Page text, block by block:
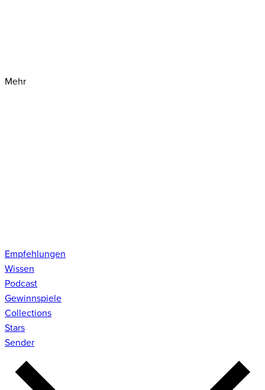
Mehr
Empfehlungen
Wissen
Podcast
Gewinnspiele
Collections
Stars
Sender